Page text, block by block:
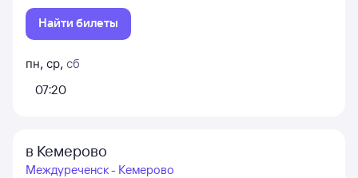
Найти билеты
пн, ср, сб
07:20
в Кемерово
Междуреченск - Кемерово